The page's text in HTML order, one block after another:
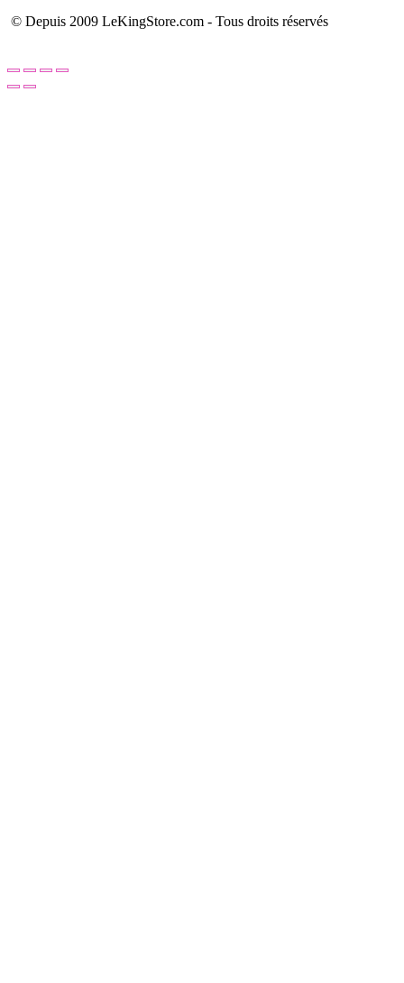
© Depuis 2009 LeKingStore.com - Tous droits réservés